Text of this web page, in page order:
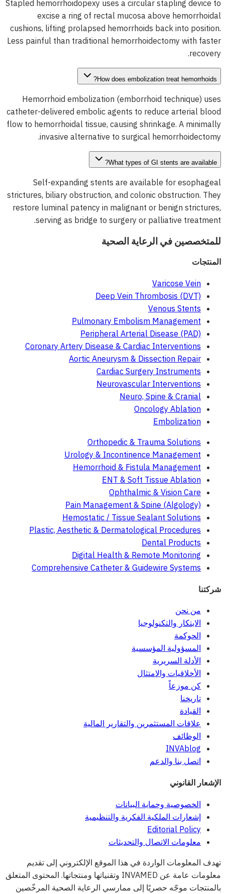
Stapled hemorrhoidopexy uses a circular stapling device to
excise a ring of rectal mucosa above hemorrhoidal
cushions, lifting prolapsed hemorrhoids back into position.
Less painful than traditional hemorrhoidectomy with faster
recovery.
How does embolization treat hemorrhoids?
Hemorrhoid embolization (emborrhoid technique) uses
catheter-delivered embolic agents to reduce arterial blood
flow to hemorrhoidal tissue, causing shrinkage. A minimally
invasive alternative to surgical hemorrhoidectomy.
What types of GI stents are available?
Self-expanding stents are available for esophageal
strictures, biliary obstruction, and colonic obstruction. They
restore luminal patency in malignant or benign strictures,
serving as bridge to surgery or palliative treatment.
للمتخصصين في الرعاية الصحية
المنتجات
Varicose Vein
Deep Vein Thrombosis (DVT)
Venous Stents
Pulmonary Embolism Management
Peripheral Arterial Disease (PAD)
Coronary Artery Disease & Cardiac Interventions
Aortic Aneurysm & Dissection Repair
Cardiac Surgery Instruments
Neurovascular Interventions
Neuro, Spine & Cranial
Oncology Ablation
Embolization
Orthopedic & Trauma Solutions
Urology & Incontinence Management
Hemorrhoid & Fistula Management
ENT & Soft Tissue Ablation
Ophthalmic & Vision Care
Pain Management & Spine (Algology)
Hemostatic / Tissue Sealant Solutions
Plastic, Aesthetic & Dermatological Procedures
Dental Products
Digital Health & Remote Monitoring
Comprehensive Catheter & Guidewire Systems
شركتنا
من نحن
الابتكار والتكنولوجيا
الحوكمة
المسؤولية المؤسسية
الأدلة السريرية
الأخلاقيات والامتثال
كن موزعاً
تاريخنا
القيادة
علاقات المستثمرين والتقارير المالية
الوظائف
INVAblog
اتصل بنا والدعم
الإشعار القانوني
الخصوصية وحماية البيانات
إشعارات الملكية الفكرية والتنظيمية
Editorial Policy
معلومات الاتصال والتحديثات
تهدف المعلومات الواردة في هذا الموقع الإلكتروني إلى تقديم
معلومات عامة عن INVAMED وتقنياتها ومنتجاتها. المحتوى المتعلق
بالمنتجات موجّه حصريًا إلى ممارسي الرعاية الصحية المرخّصين